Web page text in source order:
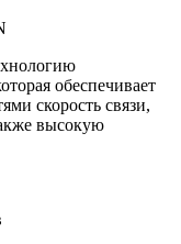
обеспечивает
скорость связи,
высокую